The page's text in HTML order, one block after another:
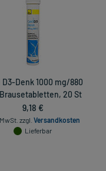
D3-Denk 1000 mg/880
20 St
9,18 €
zzgl. Versandkosten
Lieferbar